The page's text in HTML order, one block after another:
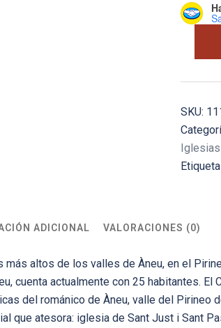
cantidad
SKU:
ADICIONAL VALORACIONES (0)
más altos de los valles de Àneu, en el
cuenta actualmente con 25 habitantes.
del románico de Àneu, valle del Pirineo
que atesora: iglesia de Sant Just i Sant